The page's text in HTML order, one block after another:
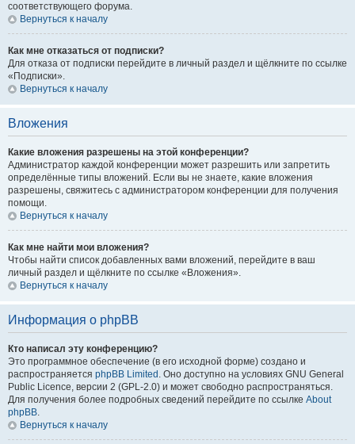
соответствующего форума.
Вернуться к началу
Как мне отказаться от подписки?
Для отказа от подписки перейдите в личный раздел и щёлкните по ссылке
«Подписки».
Вернуться к началу
Вложения
Какие вложения разрешены на этой конференции?
Администратор каждой конференции может разрешить или запретить
определённые типы вложений. Если вы не знаете, какие вложения
разрешены, свяжитесь с администратором конференции для получения
помощи.
Вернуться к началу
Как мне найти мои вложения?
Чтобы найти список добавленных вами вложений, перейдите в ваш
личный раздел и щёлкните по ссылке «Вложения».
Вернуться к началу
Информация о phpBB
Кто написал эту конференцию?
Это программное обеспечение (в его исходной форме) создано и
распространяется phpBB Limited . Оно доступно на условиях GNU General
Public Licence, версии 2 (GPL-2.0) и может свободно распространяться.
Для получения более подробных сведений перейдите по ссылке About
phpBB.
Вернуться к началу